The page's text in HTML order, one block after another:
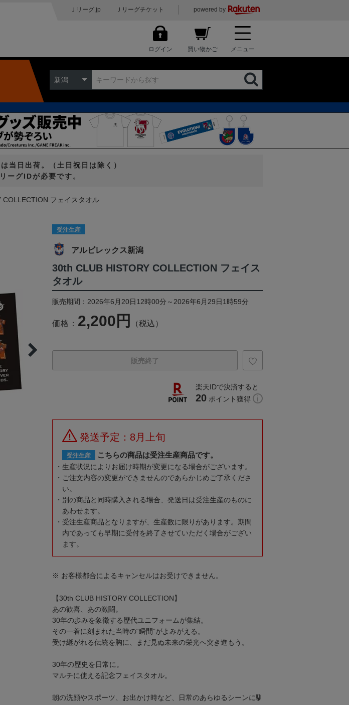
Ｊリーグ.jp Ｊリーグチケット powered by
ログイン 買い物かご メニュー
新潟
当日出荷。（土日祝日は除く）
ーグIDが必要です。
COLLECTION フェイスタオル
受注生産
アルビレックス新潟
30th CLUB HISTORY COLLECTION フェイス
タオル
販売期間：2026年6月20日12時00分～2026年6月29日1時59分
価格： 2,200円 （税込）
販売終了
楽天IDで決済すると
20 ポイント獲得
発送予定：8月上旬
受注生産 こちらの商品は受注生産商品です。
生産状況によりお届け時期が変更になる場合がございます。
ご注文内容の変更ができませんのであらかじめご了承くださ
い。
別の商品と同時購入される場合、発送日は受注生産のものに
あわせます。
受注生産商品となりますが、生産数に限りがあります。期間
内であっても早期に受付を終了させていただく場合がござい
ます。
※ お客様都合によるキャンセルはお受けできません。
【30th CLUB HISTORY COLLECTION】
あの歓喜、あの激闘。
30年の歩みを象徴する歴代ユニフォームが集結。
その一着に刻まれた当時の“瞬間”がよみがえる。
受け継がれる伝統を胸に、まだ見ぬ未来の栄光へ突き進もう。
30年の歴史を日常に。
マルチに使える記念フェイスタオル。
朝の洗顔やスポーツ、お出かけ時など、日常のあらゆるシーンに馴